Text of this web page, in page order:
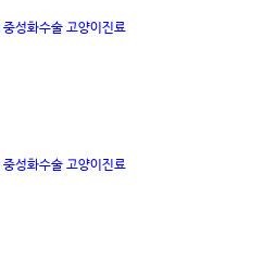
중성화수술 고양이진료
중성화수술 고양이진료